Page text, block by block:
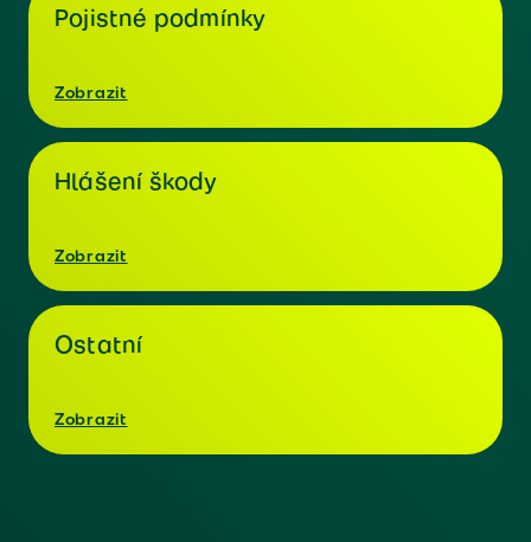
Pojistné podmínky
Zobrazit
Hlášení škody
Zobrazit
Ostatní
Zobrazit